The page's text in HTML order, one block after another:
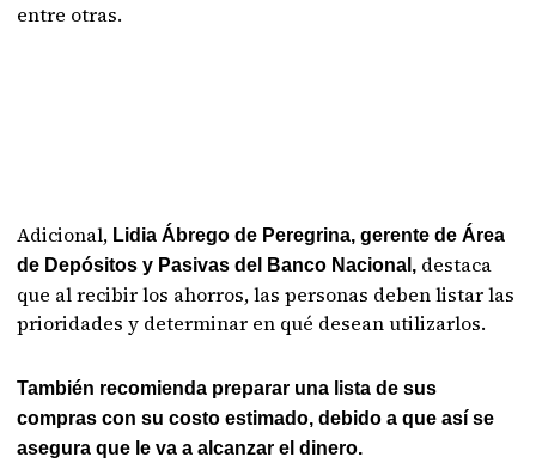
entre otras.
Adicional, Lidia Ábrego de Peregrina, gerente de Área
de Depósitos y Pasivas del Banco Nacional, destaca
que al recibir los ahorros, las personas deben listar las
prioridades y determinar en qué desean utilizarlos.
También recomienda preparar una lista de sus
compras con su costo estimado, debido a que así se
asegura que le va a alcanzar el dinero.